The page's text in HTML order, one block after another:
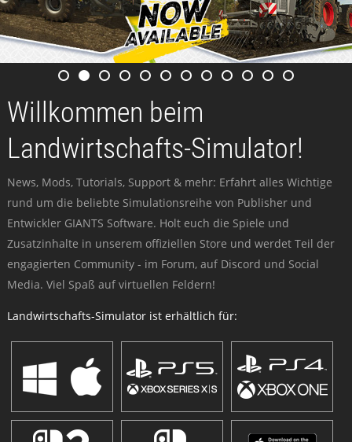
Willkommen beim
Landwirtschafts-Simulator!
News, Mods, Tutorials, Support & mehr: Erfahrt alles Wichtige
rund um die beliebte Simulationsreihe von Publisher und
Entwickler GIANTS Software. Holt euch die Spiele und
Zusatzinhalte in unserem offiziellen Store und werdet Teil der
engagierten Community - im Forum, auf Discord und Social
Media. Viel Spaß auf virtuellen Feldern!
Landwirtschafts-Simulator ist erhältlich für: